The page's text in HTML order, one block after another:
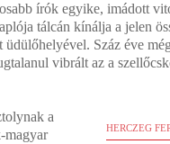
írók egyike, imádott
tálcán kínálja a jelen
Száz éve
vibrált az a
HERCZEG
a
magyar